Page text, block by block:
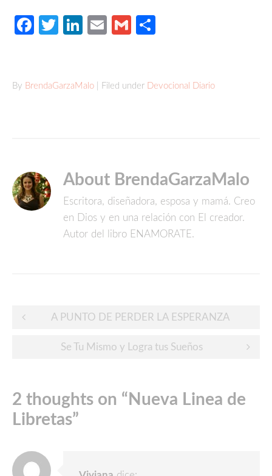
Facebook
TwitterLinkedIn
EmailGmail
By BrendaGarzaMalo | Filed under Devocional Diario
About BrendaGarzaMalo
Escritora, diseñadora, esposa y mamá. Creo
en Dios y en una relación con El creador.
Autor del libro ENAMORATE.
Post
navigation
A PUNTO DE PERDER LA ESPERANZA
Se Tu Mismo y Logra tus Sueños
2 thoughts on “ Nueva Linea de
Libretas”